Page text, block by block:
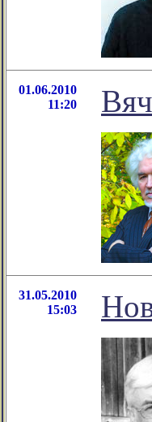
01.06.2010
11:20
31.05.2010
15:03